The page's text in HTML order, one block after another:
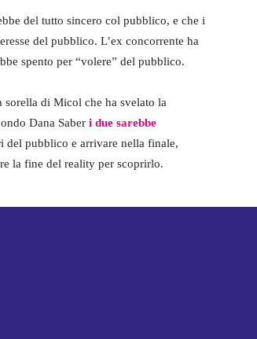
del tutto sincero col pubblico, e che i
del pubblico. L’ex concorrente ha
spento per “volere” del pubblico.
sorella di Micol che ha svelato la
Dana Saber i due sarebbe
del pubblico e arrivare nella finale,
la fine del reality per scoprirlo.